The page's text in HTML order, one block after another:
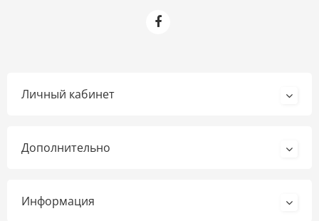
Личный кабинет
Дополнительно
Информация